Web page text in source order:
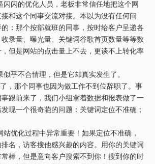
闪的优化人员，老板非常信任地把这个网
和这个同事交流对接。本以为没有任何问
：那个按部就班的同事，按时给客户呈递各
录量、曝光量、关键词谷歌首页数量等等数
但是网站的点击量上不去，更谈不上转化率
不合情理，但是它却真实发生了。
那个同事也因为做工作不到位辞职了。事
跟前来了，我们小组拿着数据和报表做了一
现一个很奇葩的问题：关键词定位不准确；
化过程中异常重要！如果定位不准确，
名，访客搜他感兴趣的内容。用你的关键词
棒，但是意向客户搜索不到你！搜到你的时